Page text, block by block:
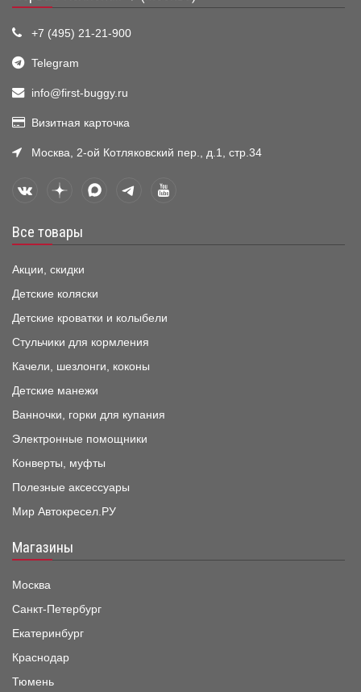
+7 (495) 21-21-900
Telegram
info@first-buggy.ru
Визитная карточка
Москва, 2-ой Котляковский пер., д.1, стр.34
Все товары
Акции, скидки
Детские коляски
Детские кроватки и колыбели
Стульчики для кормления
Качели, шезлонги, коконы
Детские манежи
Ванночки, горки для купания
Электронные помощники
Конверты, муфты
Полезные аксессуары
Мир Автокресел.РУ
Магазины
Москва
Санкт-Петербург
Екатеринбург
Краснодар
Тюмень